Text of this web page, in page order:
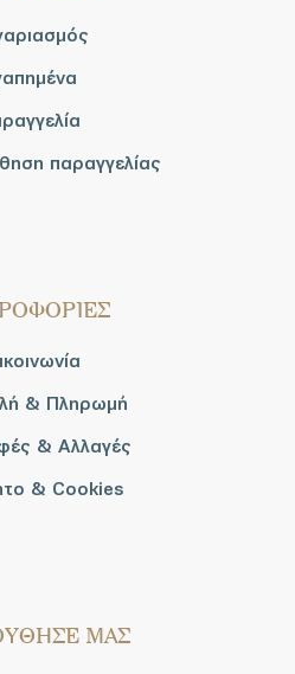
παραγγελίας
& Πληρωμή
& Αλλαγές
& Cookies
ΜΑΣ